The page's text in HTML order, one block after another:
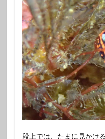
段上では、たまに見かける